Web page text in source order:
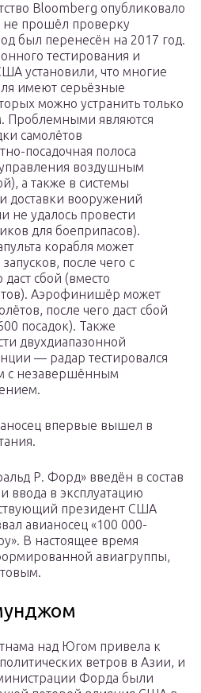
Bloomberg опубликовало
не прошёл проверку
был перенесён на 2017 год.
тестирования и
установили, что многие
имеют серьёзные
можно устранить только
Проблемными являются
самолётов
посадочная полоса
воздушным
а также в системы
доставки вооружений
не удалось провести
для боеприпасов).
корабля может
после чего с
сбой (вместо
Аэрофинишёр может
после чего даст сбой
посадок). Также
двухдиапазонной
— радар тестировался
с незавершённым
впервые вышел в
Р. Форд» введён в состав
в эксплуатацию
президент США
авианосец «100 000-
В настоящее время
авиагруппы,
над Югом привела к
ветров в Азии, и
Форда были